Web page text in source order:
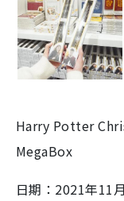
Harry Potter
MegaBox
日期：2021年11